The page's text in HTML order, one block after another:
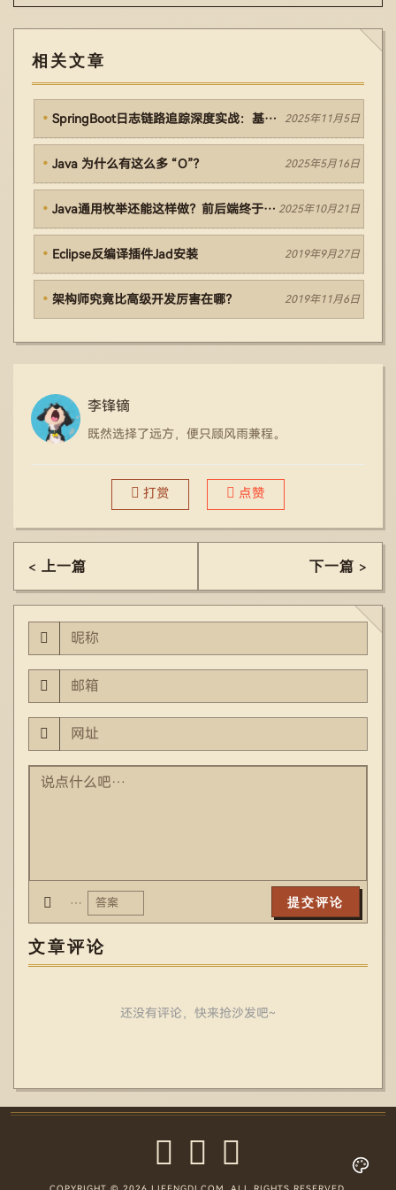
相关文章
SpringBoot日志链路追踪深度实战：基于 TraceId 打通全链路日志 2025年11月5日
Java 为什么有这么多 “O”？ 2025年5月16日
Java通用枚举还能这样做？前后端终于不扯皮了！ 2025年10月21日
Eclipse反编译插件Jad安装 2019年9月27日
架构师究竟比高级开发厉害在哪？ 2019年11月6日
李锋镝
既然选择了远方，便只顾风雨兼程。
打赏 点赞
< 上一篇 下一篇 >
…
文章评论
还没有评论，快来抢沙发吧~